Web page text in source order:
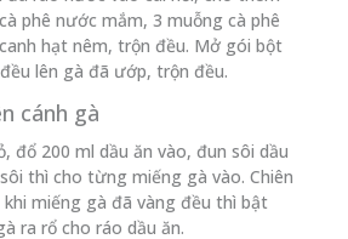
phê nước mắm, 3 muỗng cà phê
hạt nêm, trộn đều. Mở gói bột
lên gà đã ướp, trộn đều.
cánh gà
đổ 200 ml dầu ăn vào, đun sôi dầu
thì cho từng miếng gà vào. Chiên
miếng gà đã vàng đều thì bật
ra rổ cho ráo dầu ăn.